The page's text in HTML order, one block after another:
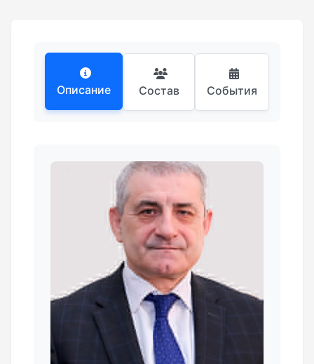
Описание Состав События